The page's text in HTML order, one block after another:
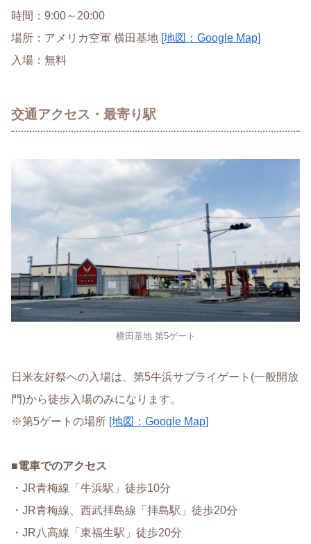
時間：9:00～20:00
場所：アメリカ空軍 横田基地 [地図：Google Map]
入場：無料
交通アクセス・最寄り駅
横田基地 第5ゲート
日米友好祭への入場は、第5牛浜サプライゲート(一般開放
門)から徒歩入場のみになります。
※第5ゲートの場所 [地図：Google Map]
■電車でのアクセス
・JR青梅線「牛浜駅」徒歩10分
・JR青梅線、西武拝島線「拝島駅」徒歩20分
・JR八高線「東福生駅」徒歩20分